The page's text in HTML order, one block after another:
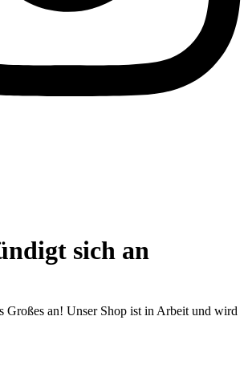
sich an
Großes an! Unser Shop ist in Arbeit und wird